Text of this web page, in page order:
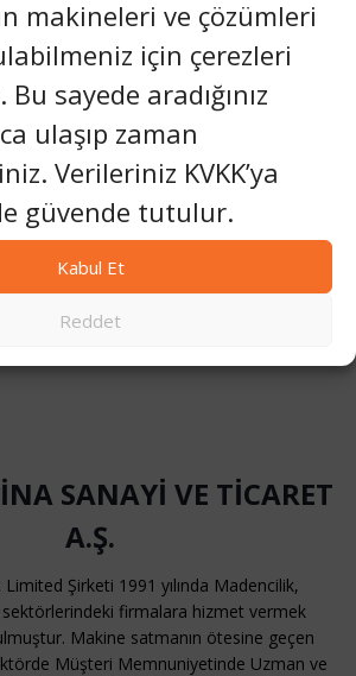
makineleri ve çözümleri
için çerezleri
sayede aradığınız
ulaşıp zaman
Verileriniz KVKK’ya
güvende tutulur.
Kabul Et
Reddet
sürdürülebilirliği ve teknolojik ilerlemeyi
makine üretiminde küresel bir lider
Mühendislikte mükemmellik standardını
büyümesini geleceğe hazır
insanlara ve ortaklıklara sürekli
SANAYİ VE TİCARET
A.Ş.
Şirketi 1991 yılında Madencilik,
firmalara hizmet vermek
Makine satmanın ötesine geçen
Müşteri Memnuniyetinde Uzman ve